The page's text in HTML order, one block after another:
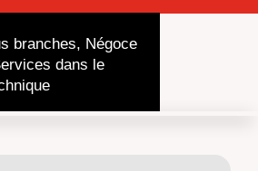
branches, Négoce
dans le